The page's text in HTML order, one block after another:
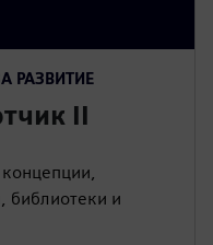
РАЗВИТИЕ
II
библиотеки и